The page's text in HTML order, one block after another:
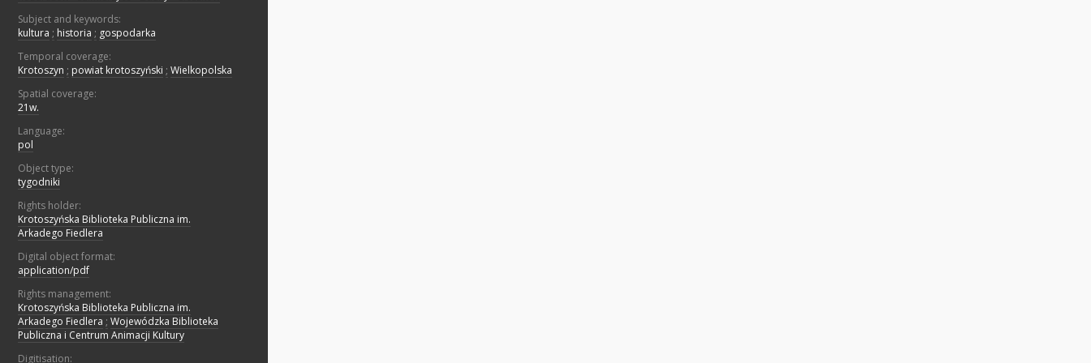
Subject and keywords:
kultura ; historia ; gospodarka
Temporal coverage:
Krotoszyn ; powiat krotoszyński ; Wielkopolska
Spatial coverage:
21w.
Language:
pol
Object type:
tygodniki
Rights holder:
Krotoszyńska Biblioteka Publiczna im.
Arkadego Fiedlera
Digital object format:
application/pdf
Rights management:
Krotoszyńska Biblioteka Publiczna im.
Arkadego Fiedlera ; Wojewódzka Biblioteka
Publiczna i Centrum Animacji Kultury
Digitisation: